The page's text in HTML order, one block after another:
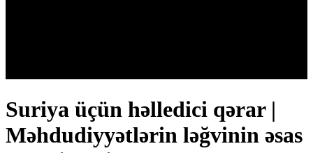
Suriya üçün həlledici qərar |
Məhdudiyyətlərin ləğvinin əsas